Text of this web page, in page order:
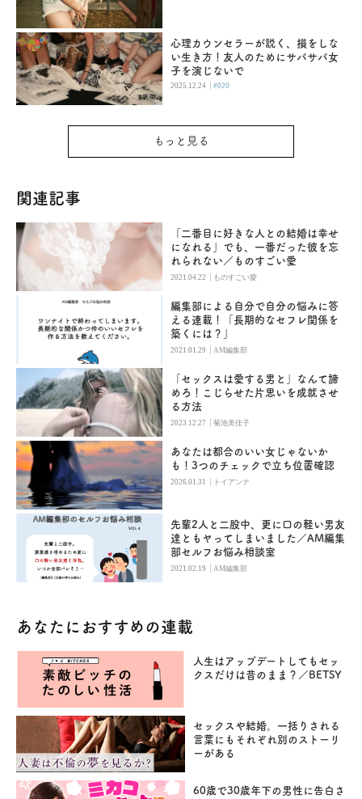
心理カウンセラーが説く、損をしな
い生き方！友人のためにサバサバ女
子を演じないで
2025.12.24 |#020
もっと見る
関連記事
「二番目に好きな人との結婚は幸せ
になれる」でも、一番だった彼を忘
れられない／ものすごい愛
2021.04.22 | ものすごい愛
編集部による自分で自分の悩みに答
える連載！「長期的なセフレ関係を
築くには？」
2021.01.29 | AM編集部
「セックスは愛する男と」なんて諦
めろ！こじらせた片思いを成就させ
る方法
2023.12.27 |菊池美佳子
あなたは都合のいい女じゃないか
も！3つのチェックで立ち位置確認
2026.01.31 | トイアンナ
先輩2人と二股中、更に口の軽い男友
達ともヤってしまいました／AM編集
部セルフお悩み相談室
2021.02.19 | AM編集部
あなたにおすすめの連載
人生はアップデートしてもセッ
クスだけは昔のまま？／BETSY
セックスや結婚。一括りされる
言葉にもそれぞれ別のストーリ
ーがある
60歳で30歳年下の男性に告白さ